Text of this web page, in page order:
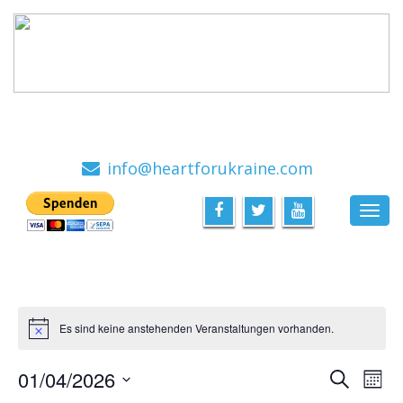
info@heartforukraine.com
Es sind keine anstehenden Veranstaltungen vorhanden.
Suche
01/04/2026